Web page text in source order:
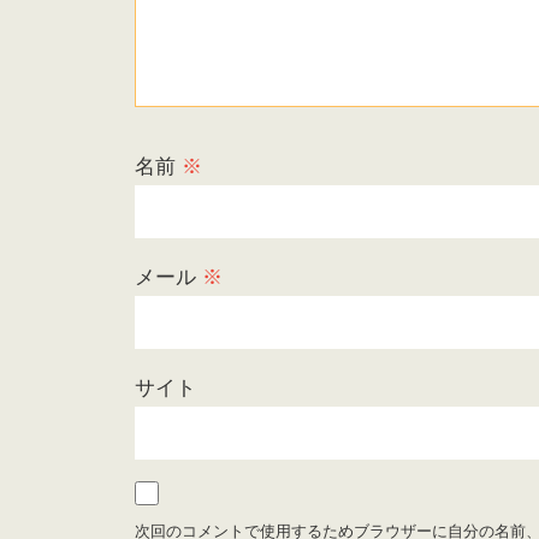
名前 ※
メール ※
サイト
次回のコメントで使用するためブラウザーに自分の名前